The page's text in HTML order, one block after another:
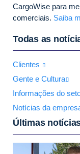
CargoWise para
comerciais. Saiba
Todas as
Clientes
Gente e Cultura
Informações do
Notícias da
Últimas